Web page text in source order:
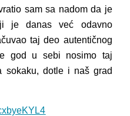
sam sa nadom da je
je danas već odavno
taj deo autentičnog
god u sebi nosimo taj
sokaku, dotle i naš grad